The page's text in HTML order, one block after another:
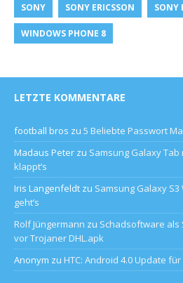
SONY SONY ERICSSON SONY
WINDOWS PHONE 8
LETZTE KOMMENTARE
football bros zu 5 Beliebte Passwort
Madaus Peter zu Samsung Galaxy Tab
klappt’s
Iris Langenfeldt zu Samsung Galaxy
geht’s
Rolf Jüngermann zu Schadsoftware als
vor Trojaner DHL.apk
Anonym zu HTC: Android 4.0 Update